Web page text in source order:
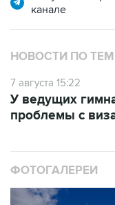
НОВОСТИ ПО
7 августа 15:22
проблемы с